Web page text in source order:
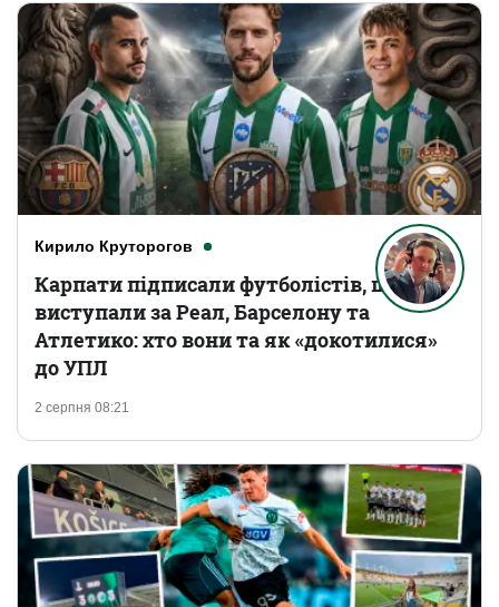
Кирило Круторогов
2 серпня 08:21
Карпати підписали футболістів, що
виступали за Реал, Барселону та
Атлетико: хто вони та як «докотилися»
до УПЛ